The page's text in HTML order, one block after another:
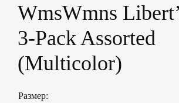
WmsWmns
3-Pack Assorted
(Multicolor)
Размер